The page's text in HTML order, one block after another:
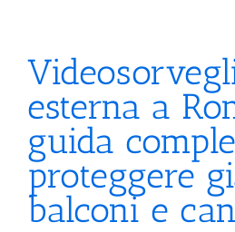
esterna a
guida
proteggere
balconi e